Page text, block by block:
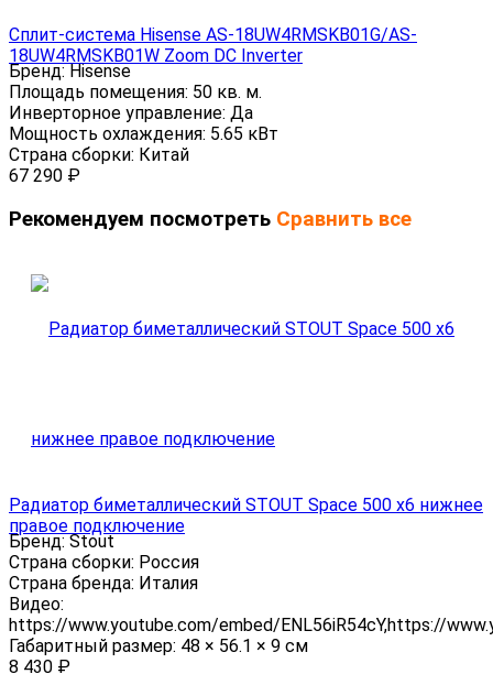
Сплит-система Hisense AS-18UW4RMSKB01G/AS-
18UW4RMSKB01W Zoom DC Inverter
Бренд: Hisense
Площадь помещения: 50 кв. м.
Инверторное управление: Да
Мощность охлаждения: 5.65 кВт
Страна сборки: Китай
67 290 ₽
Рекомендуем посмотреть Сравнить все
Радиатор биметаллический STOUT Space 500 x6 нижнее
правое подключение
Бренд:Stout
Страна сборки: Россия
Страна бренда: Италия
Видео:
https://www.youtube.com/embed/ENL56iR54cY,https://
Габаритный размер: 48 × 56.1 × 9 см
8 430 ₽